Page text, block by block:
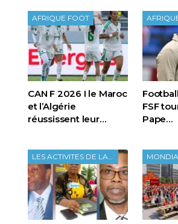
AFRIQUE FOOT
CAN F 2026 I le Maroc
et l’Algérie
réussissent leur…
FSF
Pape…